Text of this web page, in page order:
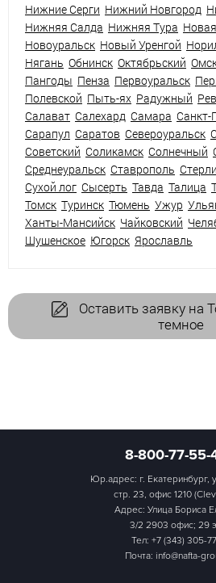
Нижние Серги Нижний Новгород
Нижняя Салда Нижняя Тура
Новоуральск Новый Уренгой
Нягань Обнинск Октябрьский
Пангоды Пенза Первоуральск
Полевской Пыть-ях Радужный
Салават Салехард Самара Санкт-
Сарапул Саратов Североуральск
Советский Соликамск Солнечный
Среднеуральск Ставрополь
Сухой лог Сысерть Тавда Талица
Томск Туринск Тюмень Ужур
Ханты-Мансийск Чайковский
Шушенское Югорск Ярославль
Оставить заявку на
темное
8-800-77-55-
Юр.адрес: г. Екатеринбург,
стр. 23, офис 1210
Адрес: Улица Бориса
3/2 2903 офис; 29
Тел: +7 (343) 305-
Почта: info@nafta-